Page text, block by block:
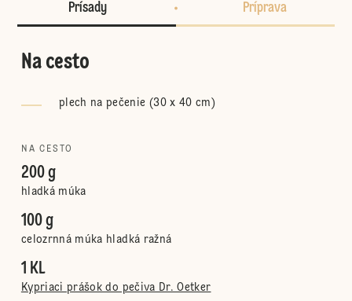
Prísady Príprava
Na cesto
plech na pečenie (30 x 40 cm)
NA CESTO
200 g
hladká múka
100 g
celozrnná múka hladká ražná
1 KL
Kypriaci prášok do pečiva Dr. Oetker